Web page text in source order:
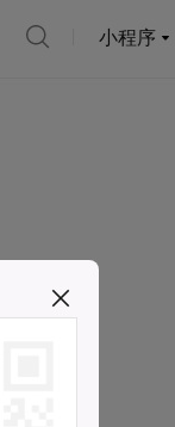
小程序